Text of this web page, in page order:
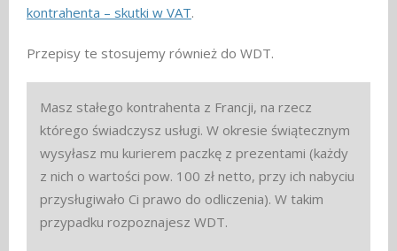
kontrahenta – skutki w VAT.
Przepisy te stosujemy również do WDT.
Masz stałego kontrahenta z Francji, na rzecz
którego świadczysz usługi. W okresie świątecznym
wysyłasz mu kurierem paczkę z prezentami (każdy
z nich o wartości pow. 100 zł netto, przy ich nabyciu
przysługiwało Ci prawo do odliczenia). W takim
przypadku rozpoznajesz WDT.